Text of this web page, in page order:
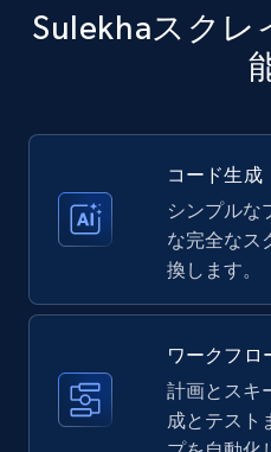
Title, Seller name,
price, Currency,
35.3K+ 5.7K+
Amazon products -
upc numbers
Title, Seller name, Brand,
35.3K+ 5.7K+
Sulekhaスクレ
コード生成
シンプルな
な完全なス
換します。
ワークフロ
計画とスキ
成とテスト